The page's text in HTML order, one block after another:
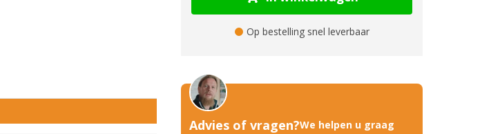
Op bestelling snel leverbaar
Advies of vragen?We helpen u graag